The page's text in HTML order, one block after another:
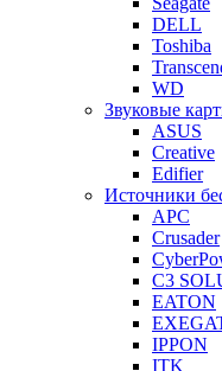
DELL
Toshiba
WD
Звуковые
ASUS
Creative
Edifier
Источники
APC
Crusader
C3
EATON
IPPON
ITK